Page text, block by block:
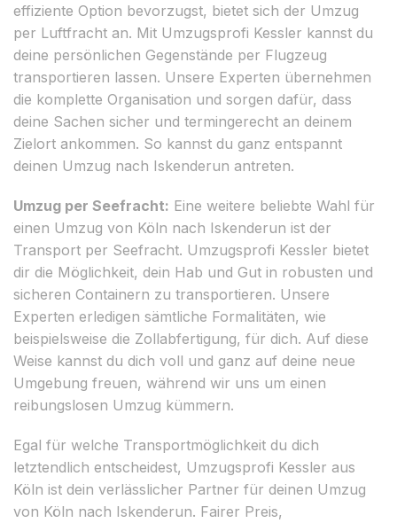
effiziente Option bevorzugst, bietet sich der Umzug
per Luftfracht an. Mit Umzugsprofi Kessler kannst du
deine persönlichen Gegenstände per Flugzeug
transportieren lassen. Unsere Experten übernehmen
die komplette Organisation und sorgen dafür, dass
deine Sachen sicher und termingerecht an deinem
Zielort ankommen. So kannst du ganz entspannt
deinen Umzug nach Iskenderun antreten.
Umzug per Seefracht: Eine weitere beliebte Wahl für
einen Umzug von Köln nach Iskenderun ist der
Transport per Seefracht. Umzugsprofi Kessler bietet
dir die Möglichkeit, dein Hab und Gut in robusten und
sicheren Containern zu transportieren. Unsere
Experten erledigen sämtliche Formalitäten, wie
beispielsweise die Zollabfertigung, für dich. Auf diese
Weise kannst du dich voll und ganz auf deine neue
Umgebung freuen, während wir uns um einen
reibungslosen Umzug kümmern.
Egal für welche Transportmöglichkeit du dich
letztendlich entscheidest, Umzugsprofi Kessler aus
Köln ist dein verlässlicher Partner für deinen Umzug
von Köln nach Iskenderun. Fairer Preis,